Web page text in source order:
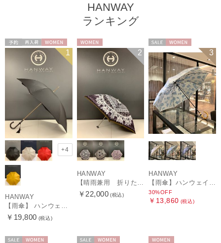
HANWAY
ランキング
予約 再入荷 WOMEN 1
+4
HANWAY
【雨傘】 ハンウェイ （HANWAY） Couturier クチュリエ 長傘 日本製
￥19,800 (税込)
WOMEN 2
HANWAY
【晴雨兼用 折りたたみ日傘】ハンウェイ（ＨＡＮＷＡＹ）Vestido de frida（べスティード・デ・フリーダ）
￥22,000 (税込)
3
HANWAY
【雨傘】ハンウェイ (HANWAY) Lily CJ（リリー・シー・ジェー） 日本製 親骨：51～55cm
30%OFF
￥13,860 (税込)